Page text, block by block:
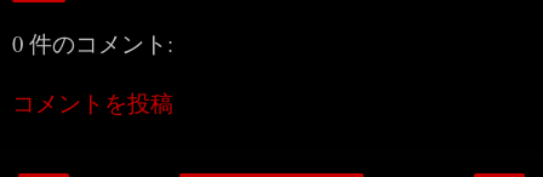
0 件のコメント:
コメントを投稿